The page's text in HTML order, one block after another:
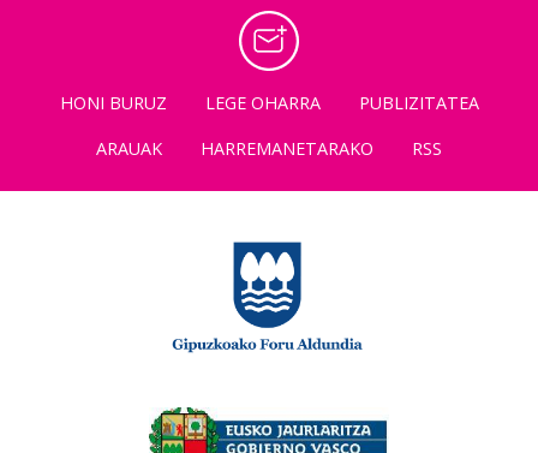
HONI BURUZ LEGE OHARRA
PUBLIZITATEA
ARAUAK
HARREMANETARAKO RSS